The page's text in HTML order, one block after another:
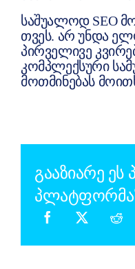
საშუალოდ SEO
თვეს. არ უნდა
პირველივე
კომპლექსური
მოთმინებას
გააზიარე